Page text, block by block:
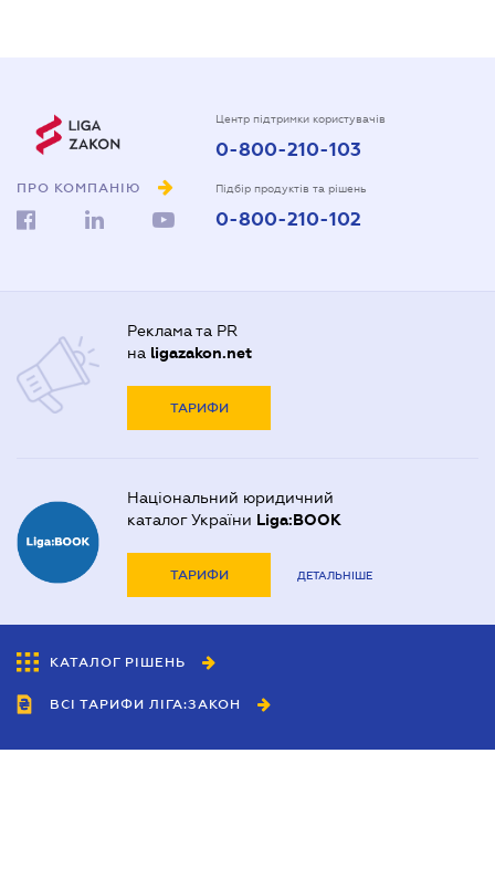
ПРО КОМПАНІЮ
Центр підтримки користувачів
0-800-210-103
Підбір продуктів та рішень
0-800-210-102
Реклама та PR
на ligazakon.net
ТАРИФИ
Національний юридичний
каталог України Liga:BOOK
ТАРИФИ ДЕТАЛЬНІШЕ
КАТАЛОГ РІШЕНЬ
ВСІ ТАРИФИ ЛІГА:ЗАКОН